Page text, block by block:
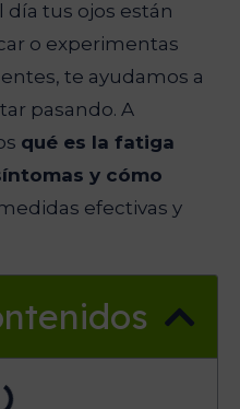
día tus ojos están
o experimentas
te ayudamos a
pasando. A
qué es la fatiga
y cómo
efectivas y